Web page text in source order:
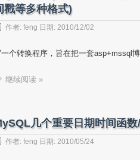
戳等多种格式)
作者: feng 日期: 2010/12/02
个转换程序，旨在把一套asp+mssql
继续阅读 »
几个重要日期时间函
作者: feng 日期: 2010/05/24